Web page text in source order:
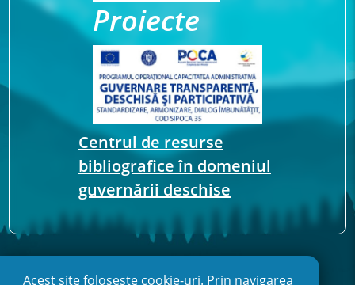
Proiecte
Centrul de resurse
bibliografice în domeniul
guvernării deschise
Acest site folosește cookie-uri. Prin navigarea